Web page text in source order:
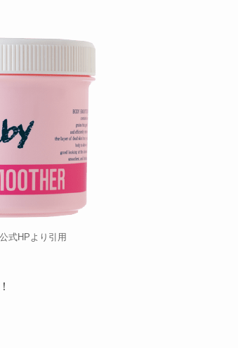
式HPより引用